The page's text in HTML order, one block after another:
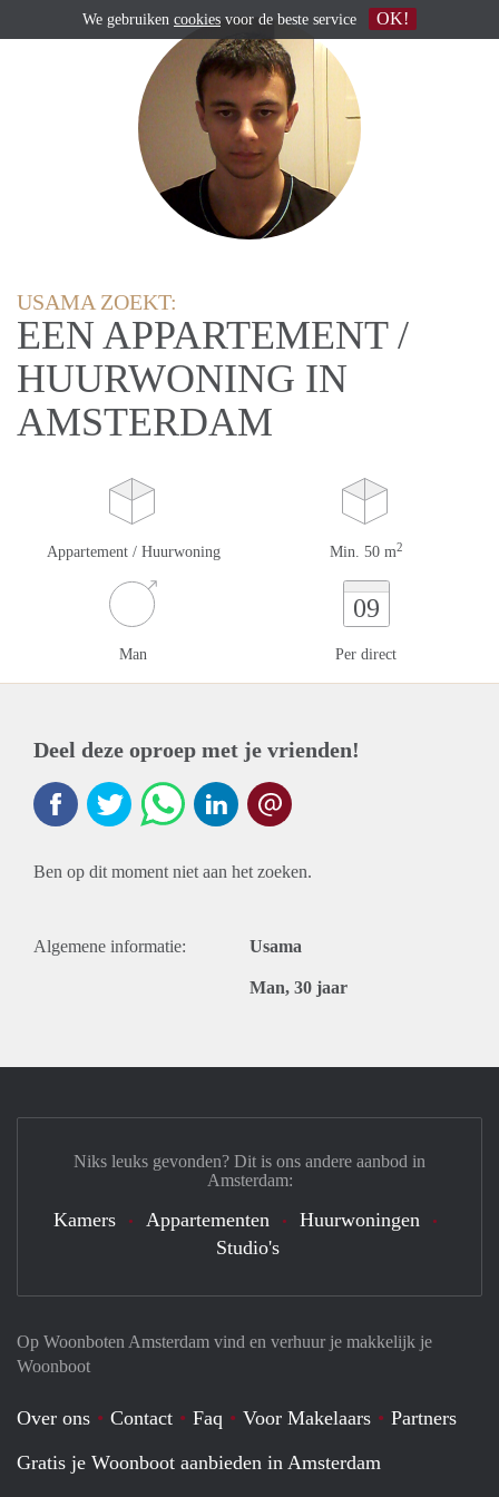
USAMA ZOEKT:
EEN APPARTEMENT /
HUURWONING IN
AMSTERDAM
Appartement / Huurwoning Min. 50 m2
Man
09
Per direct
Deel deze oproep met je vrienden!
Ben op dit moment niet aan het zoeken.
Algemene informatie: Usama
Man, 30 jaar
Op Woonboten Amsterdam vind en verhuur je makkelijk je
Woonboot
Over ons Contact Faq Voor Makelaars
Partners
Gratis je Woonboot aanbieden in Amsterdam
Niks leuks gevonden? Dit is ons andere aanbod in
Amsterdam:
Kamers Appartementen
Huurwoningen
Studio's
We gebruiken cookies voor de beste service OK!